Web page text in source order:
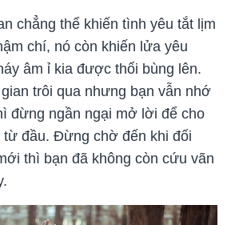
chẳng thể khiến tình yêu tắt lịm
chí, nó còn khiến lửa yêu
âm ỉ kia được thổi bùng lên.
trôi qua nhưng bạn vẫn nhớ
đừng ngần ngại mở lời để cho
từ đầu. Đừng chờ đến khi đối
thì bạn đã không còn cứu vãn